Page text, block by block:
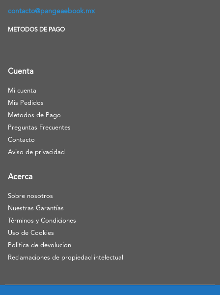
contacto@pangeaebook.mx
METODOS DE PAGO
Cuenta
Mi cuenta
Mis Pedidos
Metodos de Pago
Preguntas Frecuentes
Contacto
Aviso de privacidad
Acerca
Sobre nosotros
Nuestras Garantías
Términos y Condiciones
Uso de Cookies
Politica de devolucion
Reclamaciones de propiedad intelectual